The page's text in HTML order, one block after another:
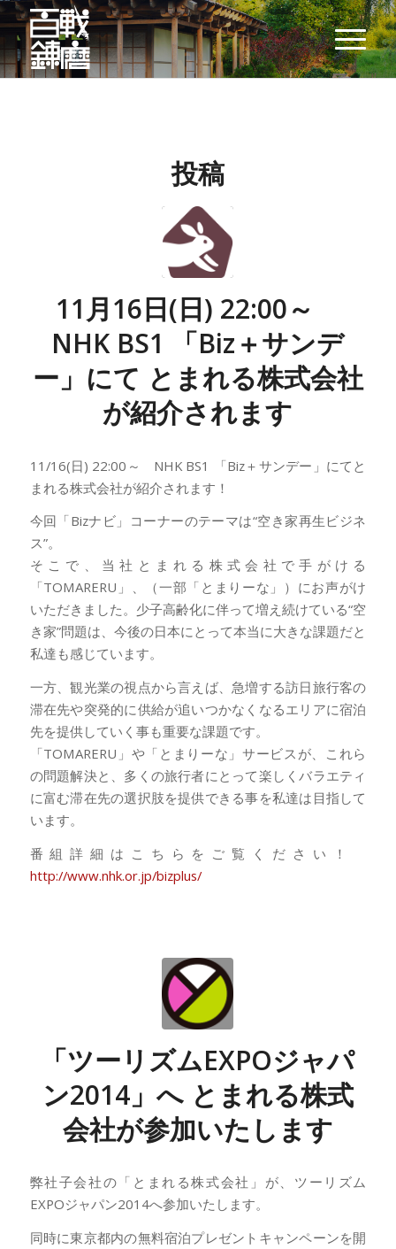
投稿
11月16日(日) 22:00～
NHK BS1 「Biz＋サンデ
ー」にて とまれる株式会社
が紹介されます
11/16(日) 22:00～ NHK BS1 「Biz＋サンデー」にてと
まれる株式会社が紹介されます！
今回「Bizナビ」コーナーのテーマは“空き家再生ビジネ
ス”。
そこで、当社とまれる株式会社で手がける
「TOMARERU」、（一部「とまりーな」）にお声がけ
いただきました。少子高齢化に伴って増え続けている“空
き家”問題は、今後の日本にとって本当に大きな課題だと
私達も感じています。
一方、観光業の視点から言えば、急増する訪日旅行客の
滞在先や突発的に供給が追いつかなくなるエリアに宿泊
先を提供していく事も重要な課題です。
「TOMARERU」や「とまりーな」サービスが、これら
の問題解決と、多くの旅行者にとって楽しくバラエティ
に富む滞在先の選択肢を提供できる事を私達は目指して
います。
番組詳細はこちらをご覧ください！
http://www.nhk.or.jp/bizplus/
「ツーリズムEXPOジャパ
ン2014」へ とまれる株式
会社が参加いたします
弊社子会社の「とまれる株式会社」が、ツーリズム
EXPOジャパン2014へ参加いたします。
同時に東京都内の無料宿泊プレゼントキャンペーンを開